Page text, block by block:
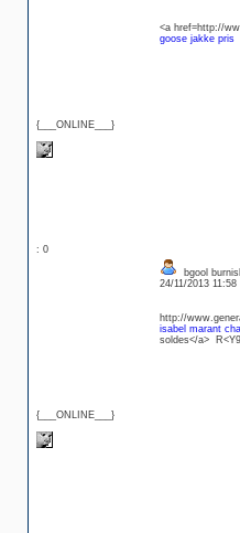
{___ONLINE___}
<a href=http://
goose jakke pris
: 0
{___ONLINE___}
bgool
24/11/2013 11:58
http://
isabel marant
soldes</a>